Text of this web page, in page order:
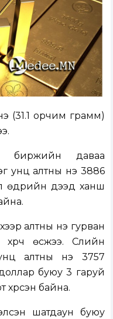
(31.1 орчим грамм)
биржийн даваа
унц алтны үнэ 3886
өдрийн дээд ханш
алтны үнэ гурван
өсжээ. Сүүлийн
алтны үнэ 3757
буюу 3 гаруй
байна.
шатдаун буюу